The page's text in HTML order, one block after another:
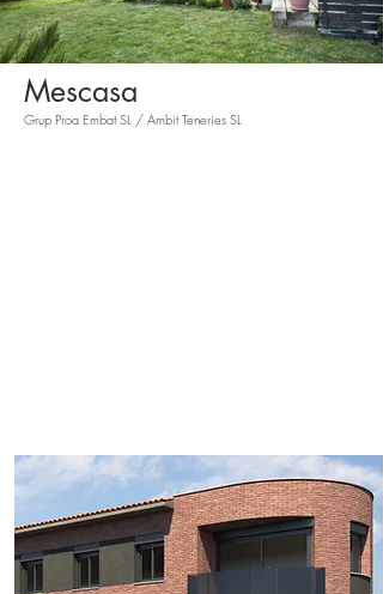
Mescasa
Grup Proa Embat SL / Ambit Teneries SL